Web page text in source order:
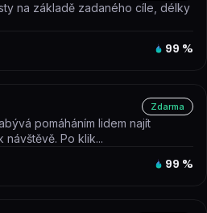
na základě zadaného cíle, délky
99 %
Zdarma
pomáháním lidem najít
návštěvě. Po klik...
99 %